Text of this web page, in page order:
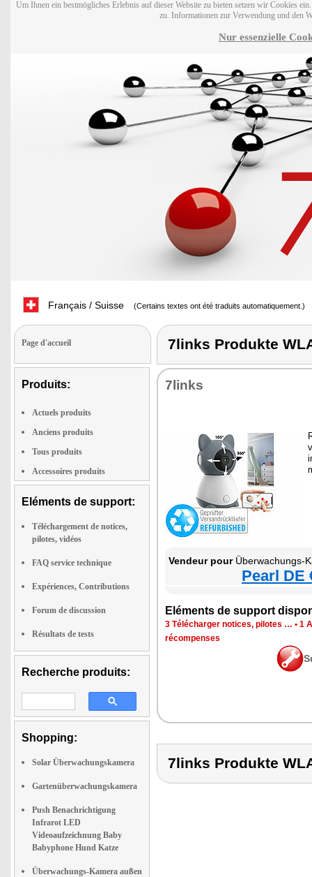
Um Ihnen ein bestmögliches Erlebnis auf dieser Website zu bieten setzen wir Cookies
zu. Informationen zur Verwendung und den
Nur essenzielle
Français / Suisse (Certains textes ont été traduits automatiquement.)
Page d'accueil
Produits:
Actuels produits
Anciens produits
Tous produits
Accessoires produits
Eléments de support:
Téléchargement de notices,
pilotes, vidéos
FAQ service technique
Expériences, Contributions
Forum de discussion
Résultats de tests
Recherche produits:
Shopping:
Solar Überwachungskamera
Gartenüberwachungskamera
Push Benachrichtigung
Infrarot LED
Videoaufzeichnung Baby
Babyphone Hund Katze
Überwachungs-Kamera außen
7links Produkte
7links
Vendeur pourÜberwachungs-
Pearl DE
Eléments de support
3 Télécharger notices, pilotes … • 1
récompenses
7links Produkte